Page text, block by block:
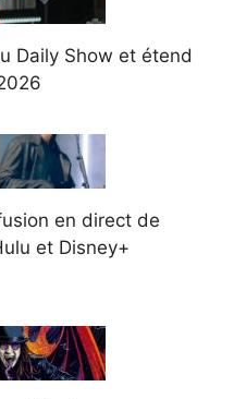
Daily Show et étend
en direct de
et Disney+